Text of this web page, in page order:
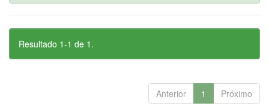
Resultado 1-1 de 1.
Anterior 1 Próximo